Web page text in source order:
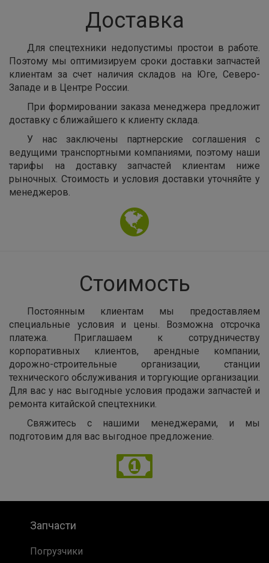
Доставка
Для спецтехники недопустимы простои в работе.
Поэтому мы оптимизируем сроки доставки запчастей
клиентам за счет наличия складов на Юге, Северо-
Западе и в Центре России.
При формировании заказа менеджера предложит
доставку с ближайшего к клиенту склада.
У нас заключены партнерские соглашения с
ведущими транспортными компаниями, поэтому наши
тарифы на доставку запчастей клиентам ниже
рыночных. Стоимость и условия доставки уточняйте у
менеджеров.
Стоимость
Постоянным клиентам мы предоставляем
специальные условия и цены. Возможна отсрочка
платежа. Приглашаем к сотрудничеству
корпоративных клиентов, арендные компании,
дорожно-строительные организации, станции
технического обслуживания и торгующие организации.
Для вас у нас выгодные условия продажи запчастей и
ремонта китайской спецтехники.
Свяжитесь с нашими менеджерами, и мы
подготовим для вас выгодное предложение.
Запчасти
Погрузчики